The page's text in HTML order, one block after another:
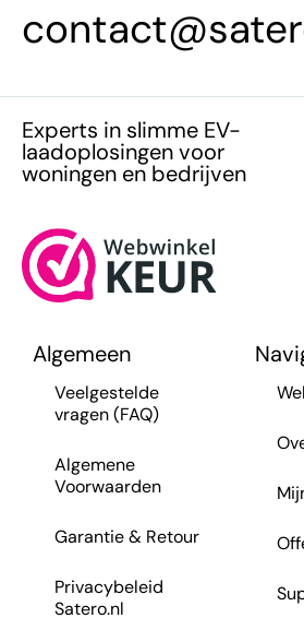
Experts in slimme EV-
laadoplosingen voor
woningen en bedrijven
Algemeen
Veelgestelde
vragen (FAQ)
Algemene
Voorwaarden
Garantie & Retour
Privacybeleid
Satero.nl